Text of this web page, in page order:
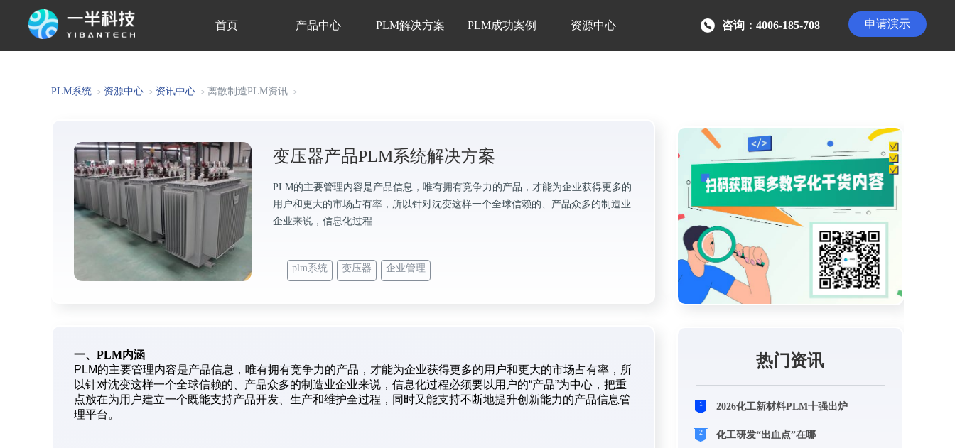
首页 产品中心 PLM解决方案 PLM成功案例 资源中心 申请演示
咨询：4006-185-708
PLM系统 > 资源中心 > 资讯中心 > 离散制造PLM资讯 >
变压器产品PLM系统解决方案
PLM的主要管理内容是产品信息，唯有拥有竞争力的产品，才能为企业获得更多的
用户和更大的市场占有率，所以针对沈变这样一个全球信赖的、产品众多的制造业
企业来说，信息化过程
plm系统 变压器 企业管理
一、PLM内涵
PLM的主要管理内容是产品信息，唯有拥有竞争力的产品，才能为企业获得更多的用户和更大的市场占有率，所
以针对沈变这样一个全球信赖的、产品众多的制造业企业来说，信息化过程必须要以用户的“产品”为中心，把重
点放在为用户建立一个既能支持产品开发、生产和维护全过程，同时又能支持不断地提升创新能力的产品信息管
理平台。
热门资讯
1 2026化工新材料PLM十强出炉
2 化工研发“出血点”在哪